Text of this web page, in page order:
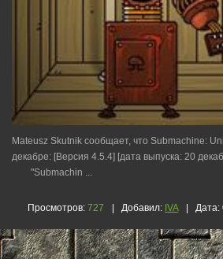
Mateusz Skutnik сообщает, что Submachine:
декабре: [Версия 4.5.4] [дата выпуска: 20
"Submachin ...
Просмотров: 727 Добавил: IVA Дата: